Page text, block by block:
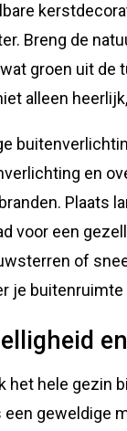
Breng de
groen uit de
alleen
en
Plaats
voor een
of
je
het hele gezin
een geweldige